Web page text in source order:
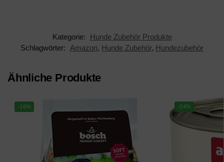
Kategorie:
Hunde Zubehör Produkte
Schlagwörter:
Amazon, Hunde Zubehör, Hundezubehör
Ähnliche Produkte
-16% -24%